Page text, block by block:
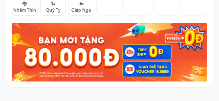
🐉
Nhâm Thìn
🐍
Quý Tỵ
🐎
Giáp Ngọ